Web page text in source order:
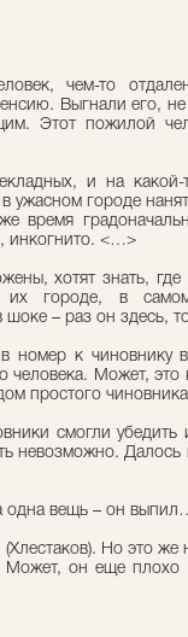
чем-то
Выгнали его,
Этот пожилой
и на
ужасном городе
время
инкогнито. <…>
хотят знать,
городе, в самом
шоке – раз он здесь,
в номер к
человека. Может,
простого
смогли
невозможно.
одна вещь – он
Но это же
Может, он еще